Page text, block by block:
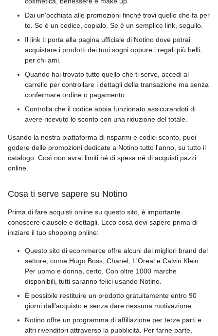
Dai un'occhiata alle promozioni finchè trovi quello che fa per
te. Se è un codice, copialo. Se è un semplice link, seguilo.
Il link ti porta alla pagina ufficiale di Notino dove potrai
acquistare i prodotti dei tuoi sogni oppure i regali più belli,
per chi ami.
Quando hai trovato tutto quello che ti serve, accedi al
carrello per controllare i dettagli della transazione ma senza
confermare ordine o pagamento.
Controlla che il codice abbia funzionato assicurandoti di
avere ricevuto lo sconto con una riduzione del totale.
Usando la nostra piattaforma di risparmi e codici sconto, puoi
godere delle promozioni dedicate a Notino tutto l'anno, su tutto il
catalogo. Così non avrai limiti né di spesa né di acquisti pazzi
online.
Cosa ti serve sapere su Notino
Prima di fare acquisti online su questo sito, è importante
conoscere clausole e dettagli. Ecco cosa devi sapere prima di
iniziare il tuo shopping online:
Questo sito di ecommerce offre alcuni dei migliori brand del
settore, come Hugo Boss, Chanel, L'Oreal e Calvin Klein.
Per uomo e donna, certo. Con oltre 1000 marche
disponibili, tutti saranno felici usando Notino.
È possibile restituire un prodotto gratuitamente entro 90
giorni dall'acquisto e senza dare nessuna motivazione.
Notino offre un programma di affiliazione per terze parti e
altri rivenditori attraverso la pubblicità. Per farne parte,